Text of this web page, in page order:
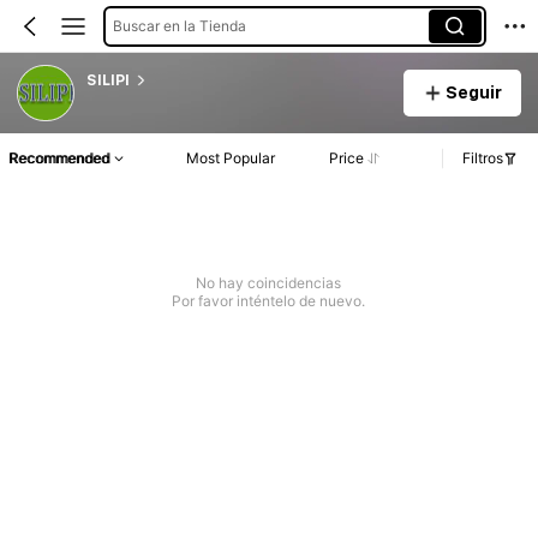
Buscar en la Tienda
SILIPI
Seguir
Recommended Most Popular Price Filtros
No hay coincidencias
Por favor inténtelo de nuevo.